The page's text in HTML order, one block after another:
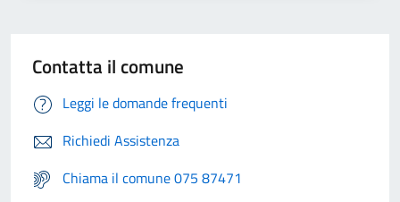
Contatta il comune
Leggi le domande frequenti
Richiedi Assistenza
Chiama il comune 075 87471